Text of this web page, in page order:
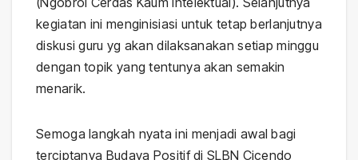
kegiatan ini menginisiasi untuk tetap berlanjutnya
diskusi guru yg akan dilaksanakan setiap minggu
dengan topik yang tentunya akan semakin
menarik.
Semoga langkah nyata ini menjadi awal bagi
terciptanya Budaya Positif di SLBN Cicendo